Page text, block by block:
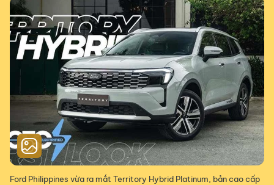
Ford Philippines vừa ra mắt Territory Hybrid Platinum, bản cao cấp